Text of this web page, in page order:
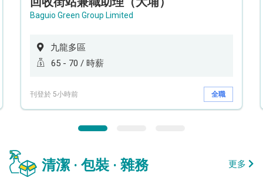
Baguio Green Group Limited
九龍多區
65 - 70 / 時薪
刊登於 5小時前 全職
清潔 · 包裝 · 雜務 更多